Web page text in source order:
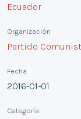
Ecuador
Organización
Partido
Fecha
2016-01-01
Categoría